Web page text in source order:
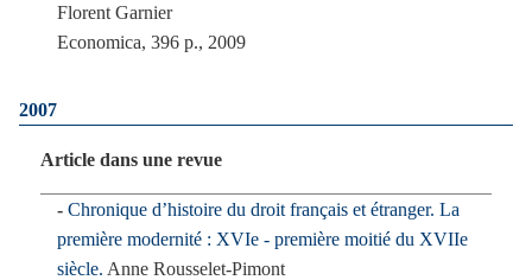
Florent Garnier
Economica, 396 p., 2009
2007
Article dans une revue
Chronique d’histoire du droit français et étranger. La
première modernité : XVIe - première moitié du XVIIe
siècle. Anne Rousselet-Pimont